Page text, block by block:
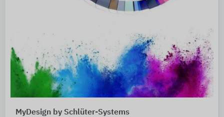
MyDesign by Schlüter-Systems